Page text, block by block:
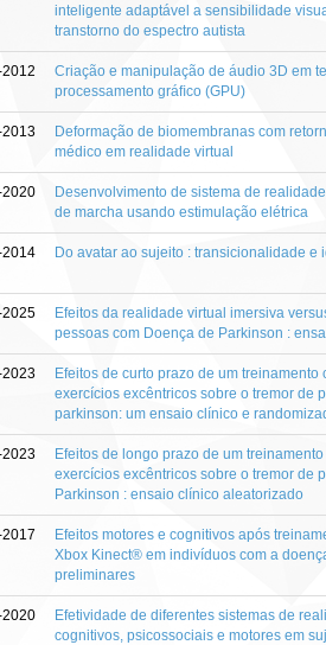
inteligente adaptável a sensibilidade
transtorno do espectro autista
Criação e manipulação de áudio 3D em
processamento gráﬁco (GPU)
Deformação de biomembranas com
médico em realidade virtual
2020
Desenvolvimento de sistema de
de marcha usando estimulação elétrica
Do avatar ao sujeito : transicionalidade e
2025
Efeitos da realidade virtual imersiva
pessoas com Doença de Parkinson :
2023
Efeitos de curto prazo de um
exercícios excêntricos sobre o tremor de
parkinson: um ensaio clínico e
2023
Efeitos de longo prazo de um
exercícios excêntricos sobre o tremor de
Parkinson : ensaio clínico aleatorizado
Efeitos motores e cognitivos após
Xbox Kinect® em indivíduos com a
preliminares
2020
Efetividade de diferentes sistemas de
cognitivos, psicossociais e motores em